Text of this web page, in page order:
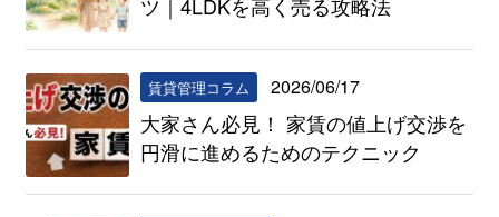
ツ｜4LDKを高く売る攻略法
賃貸管理コラム 2026/06/17
大家さん必見！ 家賃の値上げ交渉を
円滑に進めるためのテクニック